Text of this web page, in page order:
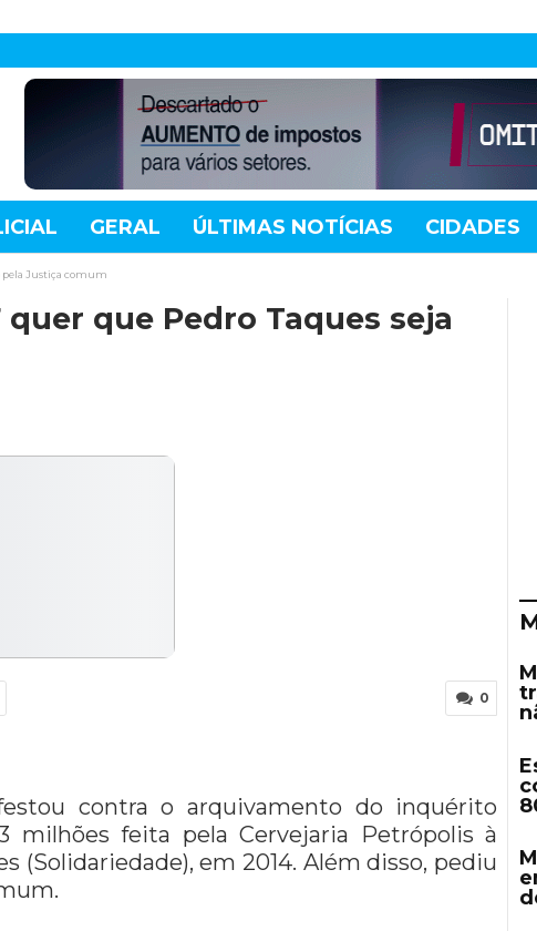
GERAL ÚLTIMAS NOTÍCIAS CIDADES
MUNDO
pela Justiça comum
quer que Pedro Taques seja
0
contra o arquivamento do inquérito
milhões feita pela Cervejaria Petrópolis à
(Solidariedade), em 2014. Além disso, pediu